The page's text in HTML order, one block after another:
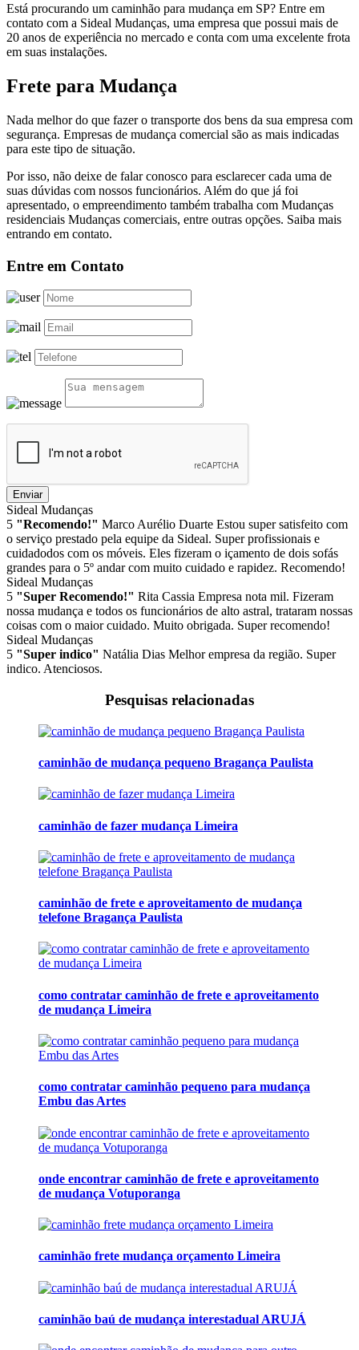
Está procurando um caminhão para mudança em SP? Entre em
contato com a Sideal Mudanças, uma empresa que possui mais de
20 anos de experiência no mercado e conta com uma excelente frota
em suas instalações.
Frete para Mudança
Nada melhor do que fazer o transporte dos bens da sua empresa com
segurança. Empresas de mudança comercial são as mais indicadas
para este tipo de situação.
Por isso, não deixe de falar conosco para esclarecer cada uma de
suas dúvidas com nossos funcionários. Além do que já foi
apresentado, o empreendimento também trabalha com Mudanças
residenciais Mudanças comerciais, entre outras opções. Saiba mais
entrando em contato.
Entre em Contato
Enviar
Sideal Mudanças
5 "Recomendo!" Marco Aurélio Duarte Estou super satisfeito com
o serviço prestado pela equipe da Sideal. Super profissionais e
cuidadodos com os móveis. Eles fizeram o içamento de dois sofás
grandes para o 5º andar com muito cuidado e rapidez. Recomendo!
Sideal Mudanças
5 "Super Recomendo!" Rita Cassia Empresa nota mil. Fizeram
nossa mudança e todos os funcionários de alto astral, trataram nossas
coisas com o maior cuidado. Muito obrigada. Super recomendo!
Sideal Mudanças
5 "Super indico" Natália Dias Melhor empresa da região. Super
indico. Atenciosos.
Pesquisas relacionadas
caminhão de mudança pequeno Bragança Paulista
caminhão de fazer mudança Limeira
caminhão de frete e aproveitamento de mudança
telefone Bragança Paulista
como contratar caminhão de frete e aproveitamento
de mudança Limeira
como contratar caminhão pequeno para mudança
Embu das Artes
onde encontrar caminhão de frete e aproveitamento
de mudança Votuporanga
caminhão frete mudança orçamento Limeira
caminhão baú de mudança interestadual ARUJÁ